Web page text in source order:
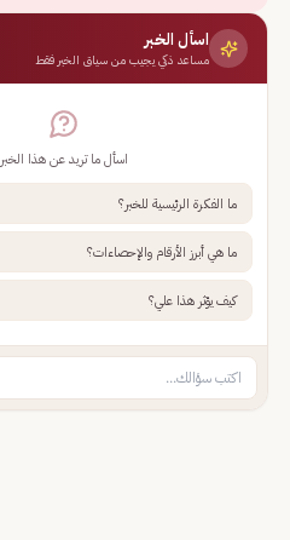
اسأل الخبر
مساعد ذكي يجيب من سياق الخبر فقط
اسأل ما تريد عن هذا الخبر
ما الفكرة الرئيسية للخبر؟
ما هي أبرز الأرقام والإحصاءات؟
كيف يؤثر هذا علي؟